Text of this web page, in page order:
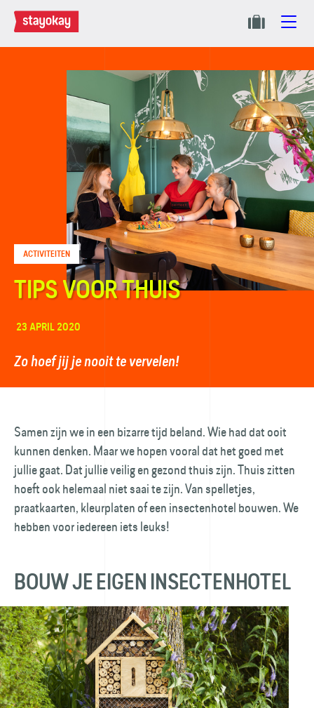
ACTIVITEITEN
TIPS VOOR THUIS
23 APRIL 2020
Zo hoef jij je nooit te vervelen!
Samen zijn we in een bizarre tijd beland. Wie had dat ooit
kunnen denken. Maar we hopen vooral dat het goed met
jullie gaat. Dat jullie veilig en gezond thuis zijn. ⁠Thuis zitten
hoeft ook helemaal niet saai te zijn. Van spelletjes,
praatkaarten, kleurplaten of een insectenhotel bouwen. We
hebben voor iedereen iets leuks!
BOUW JE EIGEN INSECTENHOTEL